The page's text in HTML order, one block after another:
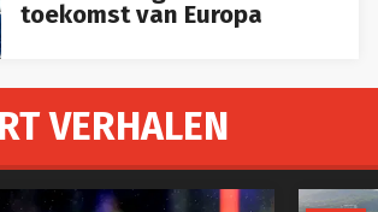
VERHALEN